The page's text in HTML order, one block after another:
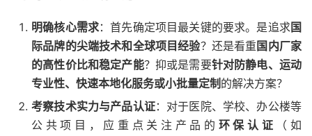
明确核心需求：首先确定项目最关键的要求。是追求国
际品牌的尖端技术和全球项目经验？还是看重 国内厂家
的高性价比和稳定产能？抑或是需要针对防静电、运动
专业性、快速本地化服务或小批量定制 的解决方案？
考察技术实力与产品认证：对于医院、学校、办公楼等
公共项目，应重点关注产品的 环保认证
（如